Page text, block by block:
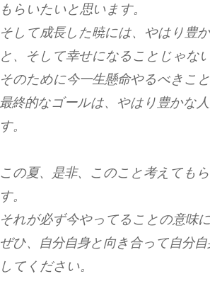
もらいたいと思います。
そして成長した暁には、やはり豊
と、そして幸せになることじゃな
そのために今一生懸命やるべきこ
最終的なゴールは、やはり豊かな
す。
この夏、是非、このこと考えても
す。
それが必ず今やってることの意味
ぜひ、自分自身と向き合って自分
してください。